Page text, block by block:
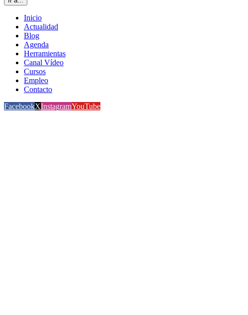
Inicio
Actualidad
Blog
Agenda
Herramientas
Canal Vídeo
Cursos
Empleo
Contacto
FacebookXInstagramYouTube